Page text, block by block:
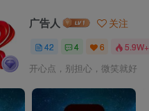
广告人 关注
42 4 6 5.9W+
开心点，别担心，微笑就好